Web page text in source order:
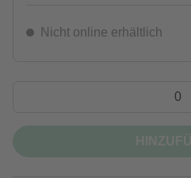
Nicht online erhältlich